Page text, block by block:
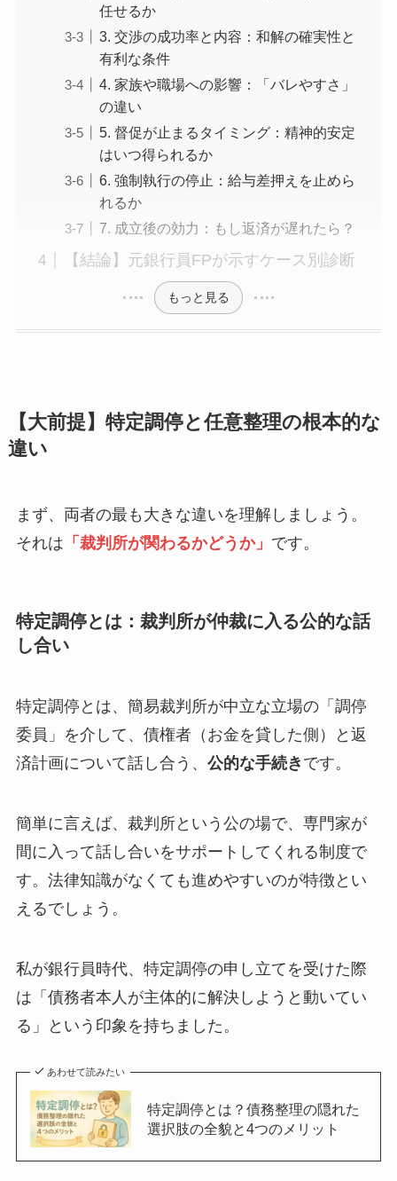
任せるか
3. 交渉の成功率と内容：和解の確実性と
有利な条件
4. 家族や職場への影響：「バレやすさ」
の違い
5. 督促が止まるタイミング：精神的安定
はいつ得られるか
6. 強制執行の停止：給与差押えを止めら
れるか
7. 成立後の効力：もし返済が遅れたら？
【結論】元銀行員FPが示すケース別診断
もっと見る
【大前提】特定調停と任意整理の根本的な
違い
まず、両者の最も大きな違いを理解しましょう。
それは 「裁判所が関わるかどうか」 です。
特定調停とは：裁判所が仲裁に入る公的な話
し合い
特定調停とは、簡易裁判所が中立な立場の「調停
委員」を介して、債権者（お金を貸した側）と返
済計画について話し合う、 公的な手続き です。
簡単に言えば、裁判所という公の場で、専門家が
間に入って話し合いをサポートしてくれる制度で
す。法律知識がなくても進めやすいのが特徴とい
えるでしょう。
私が銀行員時代、特定調停の申し立てを受けた際
は「債務者本人が主体的に解決しようと動いてい
る」という印象を持ちました。
あわせて読みたい
特定調停とは？債務整理の隠れた
選択肢の全貌と4つのメリット